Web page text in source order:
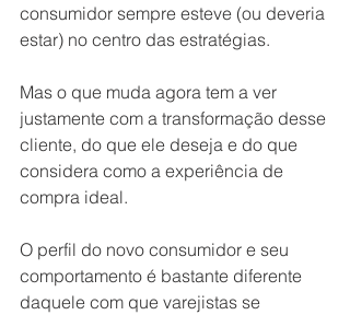
consumidor sempre esteve (ou deveria
estar) no centro das estratégias.
Mas o que muda agora tem a ver
justamente com a transformação desse
cliente, do que ele deseja e do que
considera como a experiência de
compra ideal.
O perfil do novo consumidor e seu
comportamento é bastante diferente
daquele com que varejistas se